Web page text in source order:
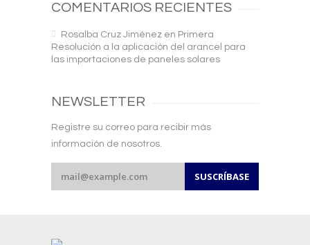
COMENTARIOS RECIENTES
Rosalba Cruz Jiménez en Primera
Resolución a la aplicación del arancel para
las importaciones de paneles solares
NEWSLETTER
Registre su correo para recibir más
información de nosotros.